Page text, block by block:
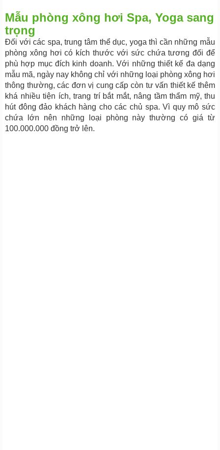
Mẫu phòng xông hơi Spa, Yoga sang
trọng
Đối với các spa, trung tâm thể dục, yoga thì cần những mẫu
phòng xông hơi có kích thước với sức chứa tương đối để
phù hợp mục đích kinh doanh. Với những thiết kế đa dạng
mẫu mã, ngày nay không chỉ với những loại phòng xông hơi
thông thường, các đơn vị cung cấp còn tư vấn thiết kế thêm
khá nhiều tiện ích, trang trí bắt mắt, nâng tầm thẩm mỹ, thu
hút đông đảo khách hàng cho các chủ spa. Vì quy mô sức
chứa lớn nên những loại phòng này thường có giá từ
100.000.000 đồng trở lên.